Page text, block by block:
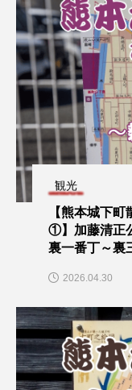
観光
【熊本城下
①】加藤清正
裏一番丁～裏
2026.04.30